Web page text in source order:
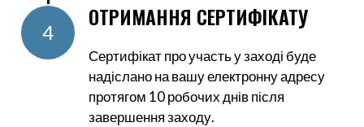
4
ОТРИМАННЯ СЕРТИФІКАТУ
Сертифікат про участь у заході буде
надіслано на вашу електронну адресу
протягом 10 робочих днів після
завершення заходу.